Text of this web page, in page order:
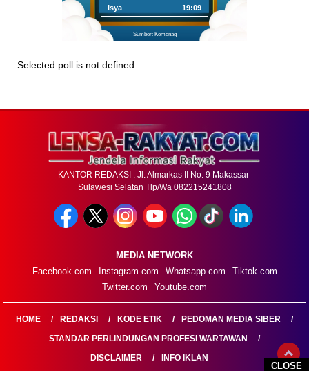
CLOSE
Isya 19:09
Sumber: Kemenag
Selected poll is not defined.
KANTOR REDAKSI : Jl. Almarkas II No. 9 Makassar-
Sulawesi Selatan Tlp/Wa 082215241808
MEDIA NETWORK
Facebook.com
Instagram.com Whatsapp.com
Tiktok.com
Twitter.com
Youtube.com
HOME REDAKSI KODE ETIK
PEDOMAN MEDIA SIBER
STANDAR PERLINDUNGAN PROFESI WARTAWAN
DISCLAIMER
INFO IKLAN